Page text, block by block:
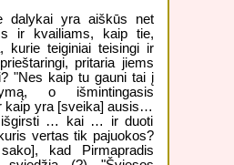
dalykai yra aiškūs net
ir kvailiams, kaip tie,
kurie teiginiai teisingi ir
pritaria jiems
"Nes kaip tu gauni tai į
o išmintingasis
kaip yra [sveika] ausis…
išgirsti … kai … ir duoti
vertas tik pajuokos?
kad Pirmapradis